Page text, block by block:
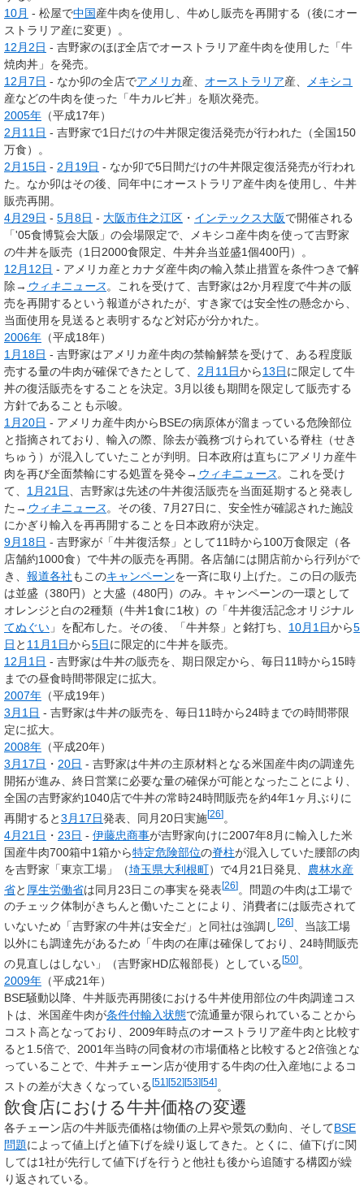
10月 - 松屋で中国産牛肉を使用し、牛めし販売を再開する（後にオー
ストラリア産に変更）。
12月2日 - 吉野家のほぼ全店でオーストラリア産牛肉を使用した「牛
焼肉丼」を発売。
12月7日 - なか卯の全店でアメリカ産、 オーストラリア産、
メキシコ
産などの牛肉を使った「牛カルビ丼」を順次発売。
2005年 （平成17年）
2月11日 - 吉野家で1日だけの牛丼限定復活発売が行われた（全国150
万食）。
2月15日 - 2月19日 - なか卯で5日間だけの牛丼限定復活発売が行われ
た。なか卯はその後、同年中にオーストラリア産牛肉を使用し、牛丼
販売再開。
4月29日 - 5月8日 - 大阪市住之江区 ・ インテックス大阪で開催される
「'05食博覧会大阪」の会場限定で、メキシコ産牛肉を使って吉野家
の牛丼を販売（1日2000食限定、牛丼弁当並盛1個400円）。
12月12日 - アメリカ産とカナダ産牛肉の輸入禁止措置を条件つきで解
除→ ウィキニュース。これを受けて、吉野家は2か月程度で牛丼の販
売を再開するという報道がされたが、すき家では安全性の懸念から、
当面使用を見送ると表明するなど対応が分かれた。
2006年 （平成18年）
1月18日 - 吉野家はアメリカ産牛肉の禁輸解禁を受けて、ある程度販
売する量の牛肉が確保できたとして、 2月11日から13日に限定して牛
丼の復活販売をすることを決定。3月以後も期間を限定して販売する
方針であることも示唆。
1月20日 - アメリカ産牛肉からBSEの病原体が溜まっている危険部位
と指摘されており、輸入の際、除去が義務づけられている脊柱（せき
ちゅう）が混入していたことが判明。日本政府は直ちにアメリカ産牛
肉を再び全面禁輸にする処置を発令→ ウィキニュース。これを受け
て、 1月21日
、吉野家は先述の牛丼復活販売を当面延期すると発表し
た → ウィキニュース。その後、7月27日に、安全性が確認された施設
にかぎり輸入を再再開することを日本政府が決定。
9月18日 - 吉野家が「牛丼復活祭」として11時から100万食限定（各
店舗約1000食）で牛丼の販売を再開。各店舗には開店前から行列がで
き、 報道各社もこのキャンペーンを一斉に取り上げた。この日の販売
は並盛（380円）と大盛（480円）のみ。キャンペーンの一環として
オレンジと白の2種類（牛丼1食に1枚）の「牛丼復活記念オリジナル
てぬぐい 」を配布した。その後、「牛丼祭」と銘打ち、 10月1日から5
日 と 11月1日から5日に限定的に牛丼を販売。
12月1日 - 吉野家は牛丼の販売を、期日限定から、毎日11時から15時
までの昼食時間帯限定に拡大。
2007年 （平成19年）
3月1日 - 吉野家は牛丼の販売を、毎日11時から24時までの時間帯限
定に拡大。
2008年 （平成20年）
3月17日 ・ 20日 - 吉野家は牛丼の主原材料となる米国産牛肉の調達先
開拓が進み、終日営業に必要な量の確保が可能となったことにより、
全国の吉野家約1040店で牛丼の常時24時間販売を約4年1ヶ月ぶりに
再開すると3月17日発表、同月20日実施[26]。
4月21日 ・ 23日 - 伊藤忠商事が吉野家向けに2007年8月に輸入した米
国産牛肉700箱中1箱から特定危険部位の脊柱が混入していた腰部の肉
を吉野家「東京工場」（埼玉県大利根町）で4月21日発見、 農林水産
省と 厚生労働省は同月23日この事実を発表[26]。問題の牛肉は工場で
のチェック体制がきちんと働いたことにより、消費者には販売されて
いないため「吉野家の牛丼は安全だ」と同社は強調し [26]
、当該工場
以外にも調達先があるため「牛肉の在庫は確保しており、24時間販売
の見直しはしない」（吉野家HD広報部長）としている[50]。
2009年 （平成21年）
BSE騒動以降、牛丼販売再開後における牛丼使用部位の牛肉調達コス
トは、米国産牛肉が条件付輸入状態で流通量が限られていることから
コスト高となっており、2009年時点のオーストラリア産牛肉と比較す
ると1.5倍で、2001年当時の同食材の市場価格と比較すると2倍強とな
っていることで、牛丼チェーン店が使用する牛肉の仕入産地によるコ
ストの差が大きくなっている[51 ][52][53][54]
飲食店における牛丼価格の変遷
各チェーン店の牛丼販売価格は物価の上昇や景気の動向、そしてBSE
問題によって値上げと値下げを繰り返してきた。とくに、値下げに関
しては1社が先行して値下げを行うと他社も後から追随する構図が繰
り返されている。